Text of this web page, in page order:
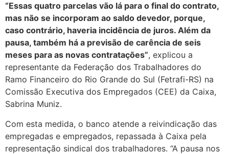
“Essas quatro parcelas vão lá para o final do contrato,
mas não se incorporam ao saldo devedor, porque,
caso contrário, haveria incidência de juros. Além da
pausa, também há a previsão de carência de seis
meses para as novas contratações”, explicou a
representante da Federação dos Trabalhadores do
Ramo Financeiro do Rio Grande do Sul (Fetrafi-RS) na
Comissão Executiva dos Empregados (CEE) da Caixa,
Sabrina Muniz.
Com esta medida, o banco atende a reivindicação das
empregadas e empregados, repassada à Caixa pela
representação sindical dos trabalhadores. “A pausa nos